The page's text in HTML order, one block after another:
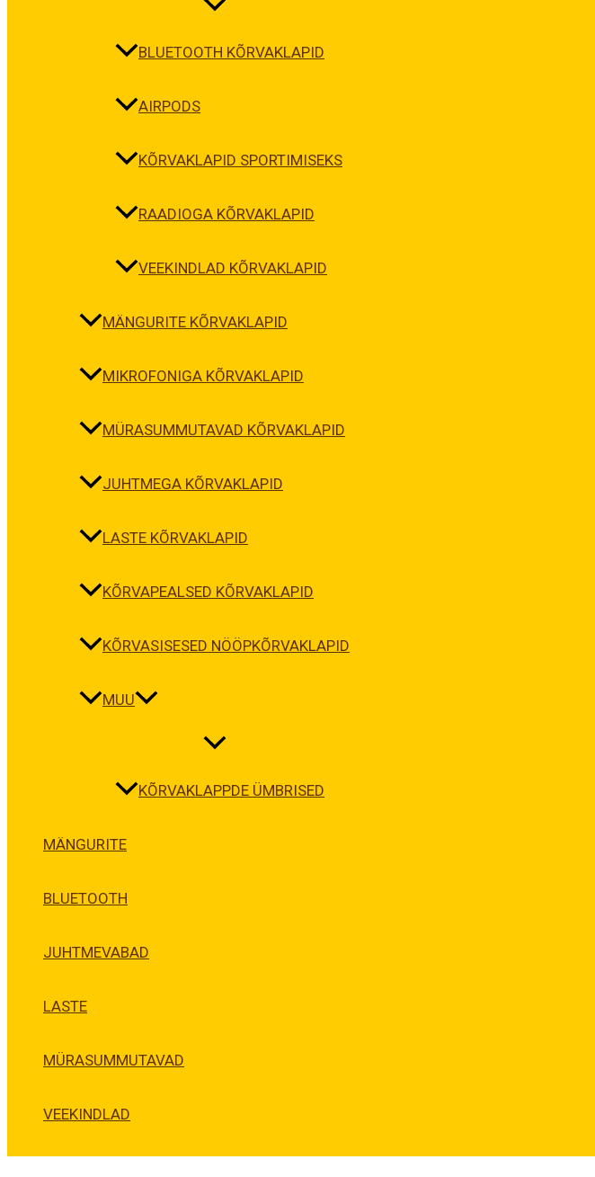
BLUETOOTH KÕRVAKLAPID
AIRPODS
KÕRVAKLAPID SPORTIMISEKS
RAADIOGA KÕRVAKLAPID
VEEKINDLAD KÕRVAKLAPID
MÄNGURITE KÕRVAKLAPID
MIKROFONIGA KÕRVAKLAPID
MÜRASUMMUTAVAD KÕRVAKLAPID
JUHTMEGA KÕRVAKLAPID
LASTE KÕRVAKLAPID
KÕRVAPEALSED KÕRVAKLAPID
KÕRVASISESED NÖÖPKÕRVAKLAPID
MUU
KÕRVAKLAPPDE ÜMBRISED
MÄNGURITE
BLUETOOTH
JUHTMEVABAD
LASTE
MÜRASUMMUTAVAD
VEEKINDLAD